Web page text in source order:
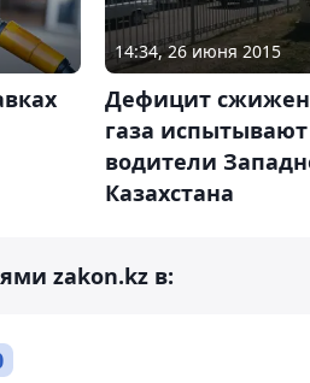
14:34, 26 июня 2015
Дефицит
газа испытывают
водители
Казахстана
zakon.kz в: